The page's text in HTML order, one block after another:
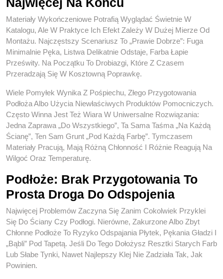
Materiały Wykończeniowe Potrafią Wyglądać Świetnie W
Katalogu, Ale W Praktyce Ich Efekt Zależy W Dużej Mierze Od
Montażu. Najczęstszy Scenariusz To „prawie Dobrze”: Fuga
Minimalnie Pęka, Listwa Delikatnie Odstaje, Farba Łapie
Prześwity. Na Początku To Drobiazgi, Które Z Czasem
Przeradzają Się W Kosztowną Poprawkę.
Wiele Pomyłek Wynika Z Pośpiechu, Złego Przygotowania
Podłoża Albo Użycia Niewłaściwych Produktów Pomocniczych.
Często Winna Jest Też Wiara W Uniwersalne Rozwiązania:
Jedna Zaprawa „do Wszystkiego”, Ta Sama Taśma „na Każdą
Ścianę”, Ten Sam Grunt „pod Każdą Farbę”. Tymczasem
Materiały Pracują, Mają Różną Chłonność I Różnie Reagują Na
Wilgoć Oraz Temperaturę.
Podłoże: Brak Przygotowania To
Prosta Droga Do Odspojenia
Najwięcej Problemów Zaczyna Się Zanim Cokolwiek Przyklei
Się Do Ściany Czy Podłogi. Nierówne, Zakurzone Albo Zbyt
Chłonne Podłoże To Ryzyko Odspajania Płytek, Pękania Gładzi I
„bąbli” Pod Tapetą. Jeśli Do Tego Dołożysz Resztki Starych Farb
Lub Słabe Tynki, Nawet Najlepszy Klej Nie Zadziała Tak, Jak
Powinien.